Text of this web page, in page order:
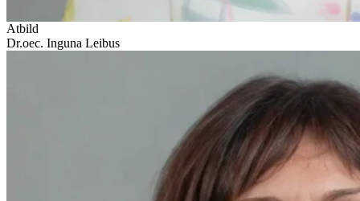
Atbild
Dr.oec. Inguna Leibus